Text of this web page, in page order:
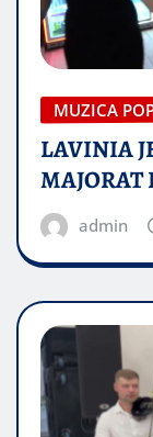
MUZICA
LAVINIA
MAJORAT
admin